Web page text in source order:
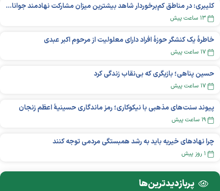
کلیبری: در مناطق کم‌برخوردار شاهد بیشترین میزان مشارکت نهادمند جوانان هستیم
۱۳ ساعت پیش
خاطرۀ یک کنشگر حوزۀ افراد دارای معلولیت از مرحوم اکبر عبدی
۱۷ ساعت پیش
حسین پناهی؛ بازیگری که بی‌نقاب زندگی کرد
۱۷ ساعت پیش
پیوند سنت‌های مذهبی با نیکوکاری؛ رمز ماندگاری حسینیهٔ اعظم زنجان
۱۹ ساعت پیش
چرا نهادهای خیریه باید به رشد همبستگی مردمی توجه کنند
۱ روز پیش
پربازدید‌ترین‌ها